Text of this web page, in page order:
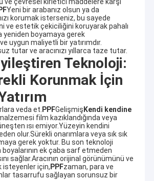
ve çevresel kirletici maddelere karşı
Yeni bir arabanız olsun ya da
korumak isterseniz, bu sayede
ve estetik çekiciliğini koruyarak pahalı
yeniden boyamaya gerek
ve uygun maliyetli bir yatırımdır.
tutar ve aracınızı yıllarca taze tutar.
Teknoloji:
Korunmak İçin
veda et. PPFGelişmiş Kendi kendine
film kazıklandığında veya
ısı emiyor.Yüzeyin kendini
olur.Sürekli onarımlara veya sık sık
gerek yoktur. Bu son teknoloji
boyalarının ek çaba sarf etmeden
sağlar.Aracının orijinal görünümünü ve
isteyenler için, PPFzaman, para ve
tasarrufu sağlayan sorunsuz bir